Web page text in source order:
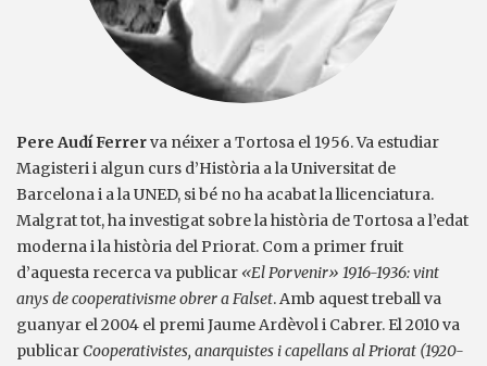
Pere Audí Ferrerva néixer a Tortosa el 1956. Va estudiar
Magisteri i algun curs d’Història a la Universitat de
Barcelona i a la UNED, si bé no ha acabat la llicenciatura.
Malgrat tot, ha investigat sobre la història de Tortosa a l’edat
moderna i la història del Priorat. Com a primer fruit
d’aquesta recerca va publicar «El Porvenir» 1916-1936: vint
anys de cooperativisme obrer a Falset. Amb aquest treball va
guanyar el 2004 el premi Jaume Ardèvol i Cabrer. El 2010 va
publicarCooperativistes, anarquistes i capellans al Priorat (1920-